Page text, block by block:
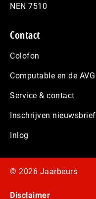
NEN 7510
Contact
Colofon
Computable en de AVG
Service & contact
Inschrijven nieuwsbrief
Inlog
© 2026 Jaarbeurs
Disclaimer